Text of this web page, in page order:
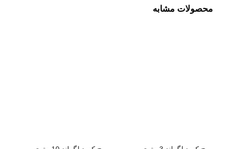
محصولات مشابه